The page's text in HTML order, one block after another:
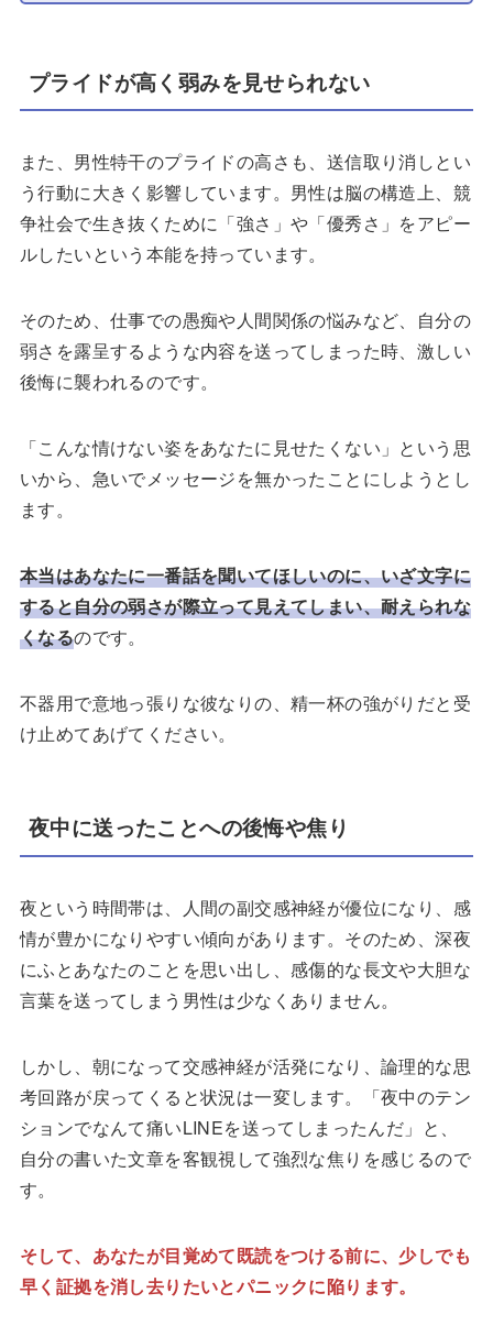
プライドが高く弱みを見せられない
また、男性特干のプライドの高さも、送信取り消しとい
う行動に大きく影響しています。男性は脳の構造上、競
争社会で生き抜くために「強さ」や「優秀さ」をアピー
ルしたいという本能を持っています。
そのため、仕事での愚痴や人間関係の悩みなど、自分の
弱さを露呈するような内容を送ってしまった時、激しい
後悔に襲われるのです。
「こんな情けない姿をあなたに見せたくない」という思
いから、急いでメッセージを無かったことにしようとし
ます。
本当はあなたに一番話を聞いてほしいのに、いざ文字に
すると自分の弱さが際立って見えてしまい、耐えられな
くなるのです。
不器用で意地っ張りな彼なりの、精一杯の強がりだと受
け止めてあげてください。
夜中に送ったことへの後悔や焦り
夜という時間帯は、人間の副交感神経が優位になり、感
情が豊かになりやすい傾向があります。そのため、深夜
にふとあなたのことを思い出し、感傷的な長文や大胆な
言葉を送ってしまう男性は少なくありません。
しかし、朝になって交感神経が活発になり、論理的な思
考回路が戻ってくると状況は一変します。「夜中のテン
ションでなんて痛いLINEを送ってしまったんだ」と、
自分の書いた文章を客観視して強烈な焦りを感じるので
す。
そして、あなたが目覚めて既読をつける前に、少しでも
早く証拠を消し去りたいとパニックに陥ります。